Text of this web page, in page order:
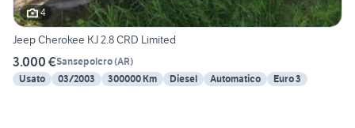
4
Jeep Cherokee KJ 2.8 CRD Limited
3.000 €Sansepolcro(AR)
Usato
03/2003 300000 Km Diesel Automatico Euro 3